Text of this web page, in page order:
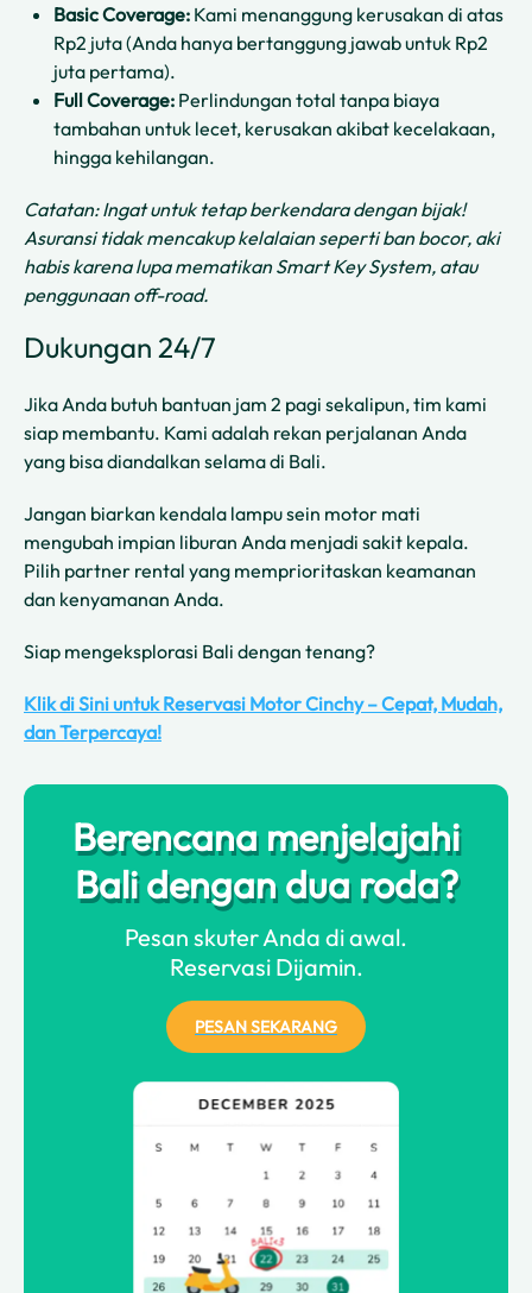
Basic Coverage: Kami menanggung kerusakan di atas
Rp2 juta (Anda hanya bertanggung jawab untuk Rp2
juta pertama).
Full Coverage: Perlindungan total tanpa biaya
tambahan untuk lecet, kerusakan akibat kecelakaan,
hingga kehilangan.
Catatan: Ingat untuk tetap berkendara dengan bijak!
Asuransi tidak mencakup kelalaian seperti ban bocor, aki
habis karena lupa mematikan Smart Key System, atau
penggunaan off-road.
Dukungan 24/7
Jika Anda butuh bantuan jam 2 pagi sekalipun, tim kami
siap membantu. Kami adalah rekan perjalanan Anda
yang bisa diandalkan selama di Bali.
Jangan biarkan kendala lampu sein motor mati
mengubah impian liburan Anda menjadi sakit kepala.
Pilih partner rental yang memprioritaskan keamanan
dan kenyamanan Anda.
Siap mengeksplorasi Bali dengan tenang?
Klik di Sini untuk Reservasi Motor Cinchy – Cepat, Mudah,
dan Terpercaya!
Berencana menjelajahi
Bali dengan dua roda?
Pesan skuter Anda di awal.
Reservasi Dijamin.
PESAN SEKARANG